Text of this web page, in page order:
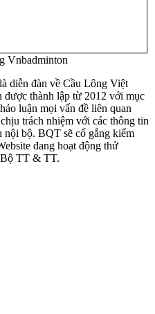
Vnbadminton
diễn đàn về Cầu Lông Việt
được thành lập từ 2012 với mục
luận mọi vấn đề liên quan
trách nhiệm với các thông tin
nội bộ. BQT sẽ cố gắng kiểm
đang hoạt động thử
TT & TT.